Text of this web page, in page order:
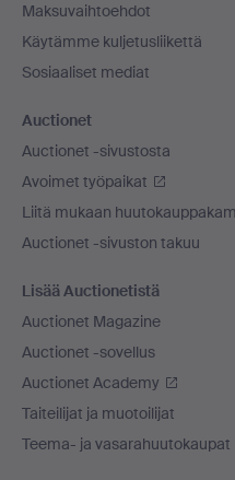
Maksuvaihtoehdot
Käytämme kuljetusliikettä
Sosiaaliset mediat
Auctionet
Auctionet -sivustosta
Avoimet työpaikat
Liitä mukaan
Auctionet -sivuston takuu
Lisää Auctionetistä
Auctionet Magazine
Auctionet -sovellus
Auctionet Academy
Taiteilijat ja muotoilijat
Teema- ja vasarahuutokaupat